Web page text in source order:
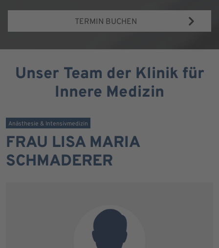
TERMIN BUCHEN
Unser Team der Klinik für
Innere Medizin
Anästhesie & Intensivmedizin
FRAU LISA MARIA
SCHMADERER